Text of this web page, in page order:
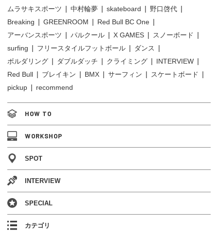
ムラサキスポーツ
中村輪夢 skateboard
野口啓代
Breaking
GREENROOM
Red Bull BC One
アーバンスポーツ
パルクール X GAMES
スノーボード
surfing
フリースタイルフットボール
ダンス
ボルダリング
ダブルダッチ クライミング
INTERVIEW
Red Bull
ブレイキン BMX サーフィン
スケートボード
pickup
recommend
HOW TO
WORKSHOP
SPOT
INTERVIEW
SPECIAL
カテゴリ